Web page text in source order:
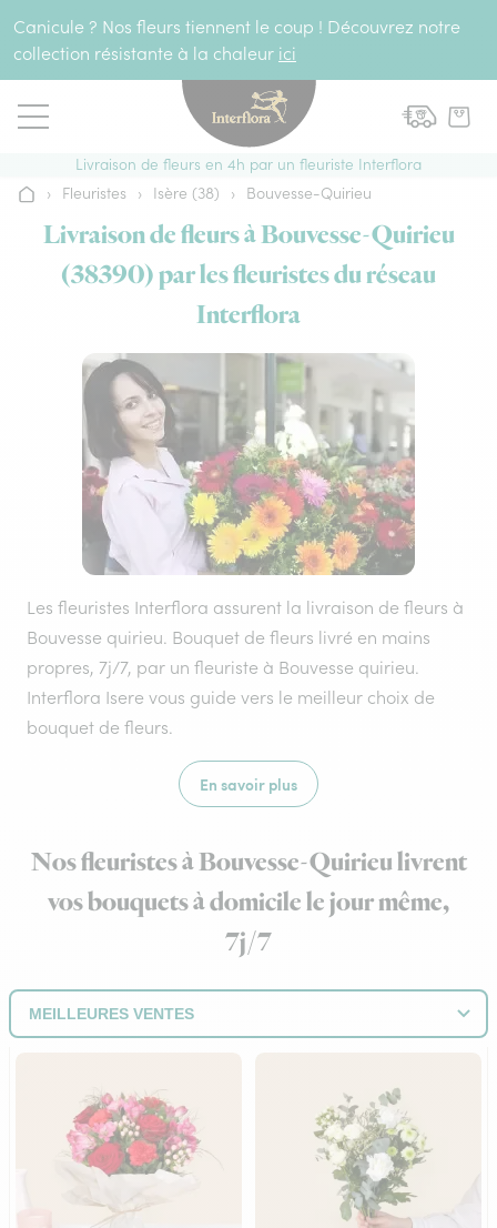
Canicule ? Nos fleurs tiennent le coup ! Découvrez notre
collection résistante à la chaleur ici
Livraison de fleurs en 4h par un fleuriste Interflora
Accueil
› Fleuristes › Isère (38) › Bouvesse-Quirieu
Livraison de fleurs à Bouvesse-Quirieu
(38390) par les fleuristes du réseau
Interflora
Les fleuristes Interflora assurent la livraison de fleurs à
Bouvesse quirieu. Bouquet de fleurs livré en mains
propres, 7j/7, par un fleuriste à Bouvesse quirieu.
Interflora Isere vous guide vers le meilleur choix de
bouquet de fleurs.
En savoir plus
Nos fleuristes à Bouvesse-Quirieu livrent
vos bouquets à domicile le jour même,
7j/7